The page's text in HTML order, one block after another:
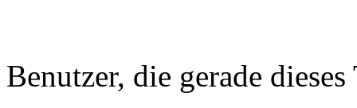
Benutzer, die gerade